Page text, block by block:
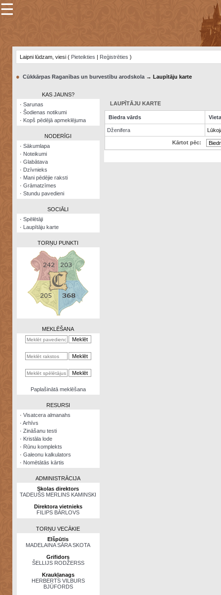
×
Šodienas
notikumi
Visatcera
almanahs
Arhīvs
Zināšanu
kalkulators
Nomētātās
☰
Laipni lūdzam, viesi ( Pieteikties | Reģistrēties )
● Cūkkārpas Raganības un burvestību arodskola→ Laupītāju karte
KAS JAUNS?
· Sarunas
· Šodienas notikumi
· Kopš pēdējā apmeklējuma
NODERĪGI
· Sākumlapa
· Noteikumi
· Glabātava
· Dzīvnieks
· Mani pēdējie raksti
· Grāmatzīmes
· Stundu pavedieni
SOCIĀLI
· Spēlētāji
· Laupītāju karte
TORŅU PUNKTI
MEKLĒŠANA
Paplašinātā meklēšana
RESURSI
· Visatcera almanahs
· Arhīvs
· Zināšanu testi
· Kristāla lode
· Rūnu komplekts
· Galeonu kalkulators
· Nomētātās kārtis
ADMINISTRĀCIJA
Skolas direktors
TADEUŠS MERLINS KAMINSKI
Direktora vietnieks
FILIPS BĀRLOVS
TORŅU VECĀKIE
Elšpūtis
MADELAINA SĀRA SKOTA
Grifidors
ŠELLIJS RODŽERSS
Kraukļanags
HERBERTS VILBURS
BJŪFORDS
LAUPĪTĀJU KARTE
Biedra vārds Vieta
Dženifera
Kārtot pēc: